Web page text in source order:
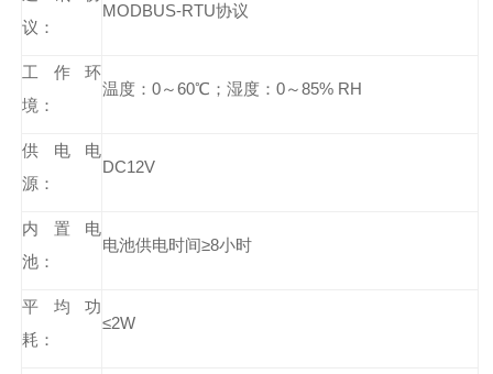
议：
MODBUS-RTU协议
工作环
境：
温度：0～60℃；湿度：0～85% RH
供电电
源：
DC12V
内置电
池：
电池供电时间≥8小时
平均功
耗：
≤2W